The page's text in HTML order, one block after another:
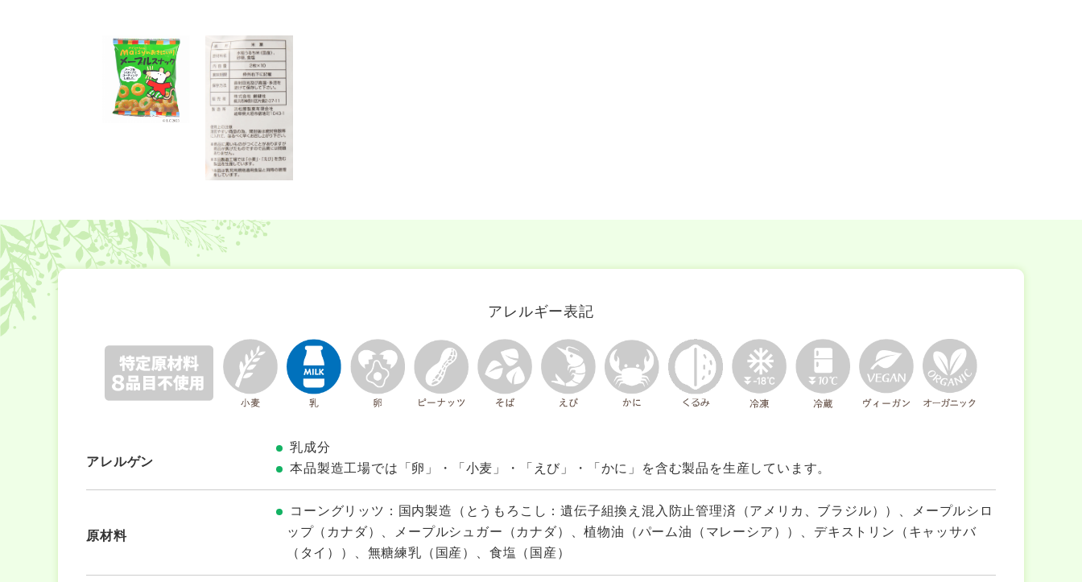
アレルギー表記
アレルゲン
乳成分
本品製造工場では「卵」・「小麦」・「えび」・「かに」を含む製品を生産しています。
原材料
コーングリッツ：国内製造（とうもろこし：遺伝子組換え混入防止管理済（アメリカ、ブラジル））、メープルシロ
ップ（カナダ）、メープルシュガー（カナダ）、植物油（パーム油（マレーシア））、デキストリン（キャッサバ
（タイ））、無糖練乳（国産）、食塩（国産）